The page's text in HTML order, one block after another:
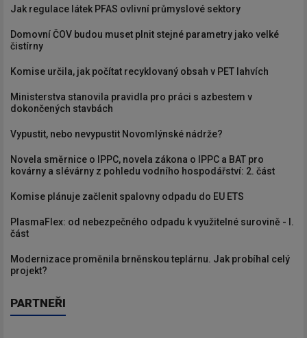
Jak regulace látek PFAS ovlivní průmyslové sektory
Domovní ČOV budou muset plnit stejné parametry jako velké
čistírny
Komise určila, jak počítat recyklovaný obsah v PET lahvích
Ministerstva stanovila pravidla pro práci s azbestem v
dokončených stavbách
Vypustit, nebo nevypustit Novomlýnské nádrže?
Novela směrnice o IPPC, novela zákona o IPPC a BAT pro
kovárny a slévárny z pohledu vodního hospodářství: 2. část
Komise plánuje začlenit spalovny odpadu do EU ETS
PlasmaFlex: od nebezpečného odpadu k využitelné surovině - I.
část
Modernizace proměnila brněnskou teplárnu. Jak probíhal celý
projekt?
PARTNEŘI